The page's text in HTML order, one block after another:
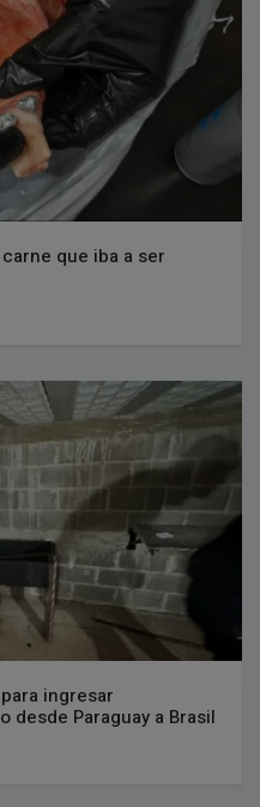
que iba a ser
ingresar
desde Paraguay a Brasil